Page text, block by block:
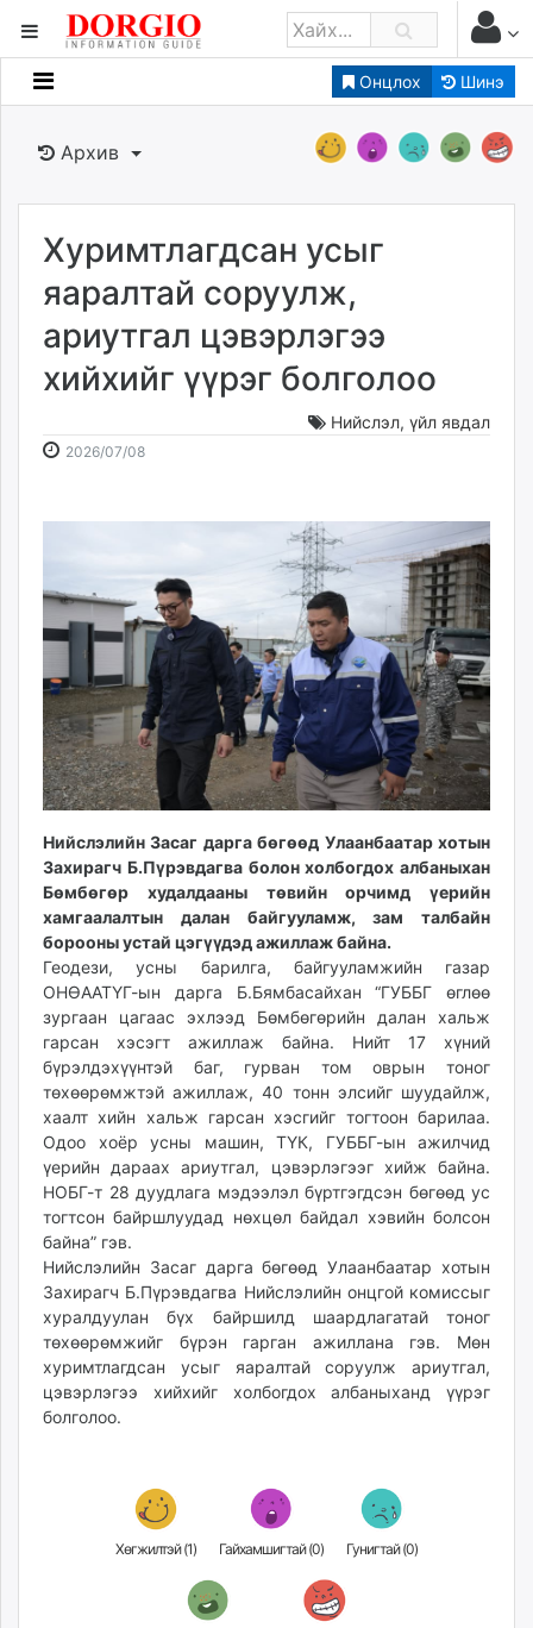
Онцлох Шинэ
Мэдээллийн
Банк санхүү
Бизнес ААН
Төрийн
Нийслэлийн
dorgio.mn
Gogo.mn
news.mn
zindaa.mn
tovch.mn
Livetv.mn
Eguur.mn
24tsag.mn
shuud.mn
eagle.mn
ergelt.mn
zarig.mn
zuv.mn
mminfo.mn
urlag.mn
unen.mn
asu.mn
shudarga.mn
shuurhai.mn
unuudur.mn
isee.mn
mglradio.com
fact.mn
tumen.mn
shuum.mn
times.mn
tvmongolia.mn
mass.mn
unegui.mn
assa.mn
Архив
Хуримтлагдсан усыг
яаралтай соруулж,
ариутгал цэвэрлэгээ
хийхийг үүрэг болголоо
Нийслэл, үйл явдал
2026/07/082026-
2026-
Нийслэлийн Засаг дарга бөгөөд Улаанбаатар хотын
Захирагч Б.Пүрэвдагва болон холбогдох албаныхан
Бөмбөгөр худалдааны төвийн орчимд үерийн
хамгаалалтын далан байгууламж, зам талбайн
борооны устай цэгүүдэд ажиллаж байна.
Геодези, усны барилга, байгууламжийн газар
ОНӨААТҮГ-ын дарга Б.Бямбасайхан “ГУББГ өглөө
зургаан цагаас эхлээд Бөмбөгөрийн далан хальж
гарсан хэсэгт ажиллаж байна. Нийт 17 хүний
бүрэлдэхүүнтэй баг, гурван том оврын тоног
төхөөрөмжтэй ажиллаж, 40 тонн элсийг шуудайлж,
хаалт хийн хальж гарсан хэсгийг тогтоон барилаа.
Одоо хоёр усны машин, ТҮК, ГУББГ-ын ажилчид
үерийн дараах ариутгал, цэвэрлэгээг хийж байна.
НОБГ-т 28 дуудлага мэдээлэл бүртгэгдсэн бөгөөд ус
тогтсон байршлуудад нөхцөл байдал хэвийн болсон
байна” гэв.
Нийслэлийн Засаг дарга бөгөөд Улаанбаатар хотын
Захирагч Б.Пүрэвдагва Нийслэлийн онцгой комиссыг
хуралдуулан бүх байршилд шаардлагатай тоног
төхөөрөмжийг бүрэн гарган ажиллана гэв. Мөн
хуримтлагдсан усыг яаралтай соруулж ариутгал,
цэвэрлэгээ хийхийг холбогдох албаныханд үүрэг
болголоо.
Хөгжилтэй (1) Гайхамшигтай (0) Гунигтай (0)